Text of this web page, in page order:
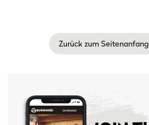
Zurück zum Seitenanfang